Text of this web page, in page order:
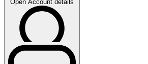
Open Account details